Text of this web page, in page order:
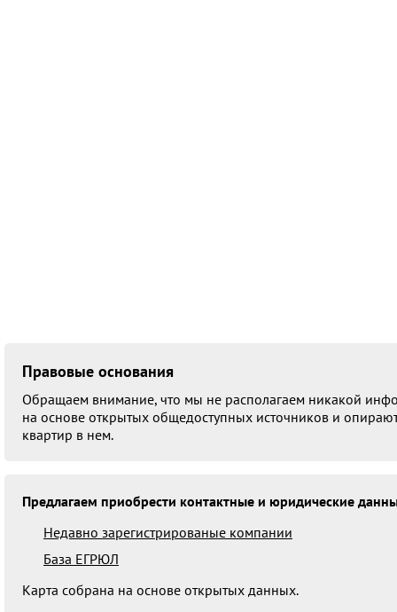
Правовые основания
Обращаем внимание, что мы не располагаем никакой
на основе открытых общедоступных источников и
квартир в нем.
Предлагаем приобрести контактные и юридические
Недавно зарегистрированые компании
База ЕГРЮЛ
Карта собрана на основе открытых данных.